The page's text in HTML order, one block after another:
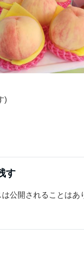
)
す
公開されることはあ